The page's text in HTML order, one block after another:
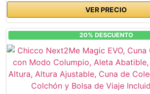
VER PRECIO
20% DESCUENTO